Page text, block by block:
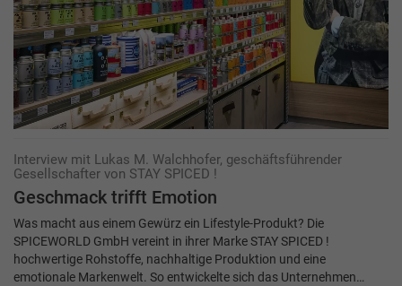
Interview mit Lukas M. Walchhofer, geschäftsführender
Gesellschafter von STAY SPICED !
Geschmack trifft Emotion
Was macht aus einem Gewürz ein Lifestyle-Produkt? Die
SPICEWORLD GmbH vereint in ihrer Marke STAY SPICED !
hochwertige Rohstoffe, nachhaltige Produktion und eine
emotionale Markenwelt. So entwickelte sich das Unternehmen…